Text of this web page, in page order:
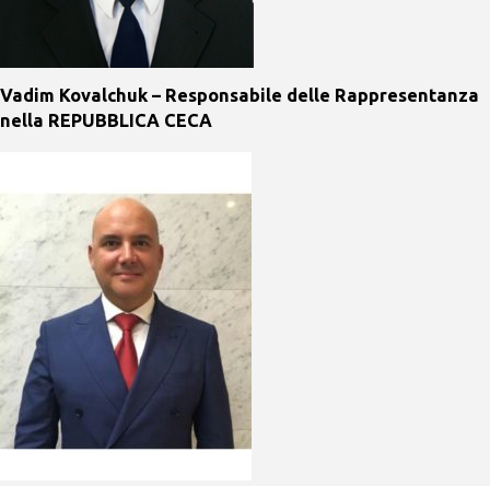
Vadim Kovalchuk – Responsabile delle Rappresentanza
nella REPUBBLICA CECA